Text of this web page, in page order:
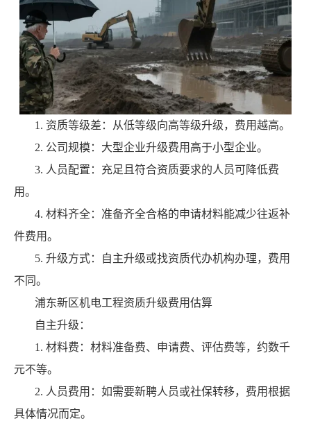
1. 资质等级差：从低等级向高等级升级，费用越高。
2. 公司规模：大型企业升级费用高于小型企业。
3. 人员配置：充足且符合资质要求的人员可降低费
用。
4. 材料齐全：准备齐全合格的申请材料能减少往返补
件费用。
5. 升级方式：自主升级或找资质代办机构办理，费用
不同。
浦东新区机电工程资质升级费用估算
自主升级：
1. 材料费：材料准备费、申请费、评估费等，约数千
元不等。
2. 人员费用：如需要新聘人员或社保转移，费用根据
具体情况而定。